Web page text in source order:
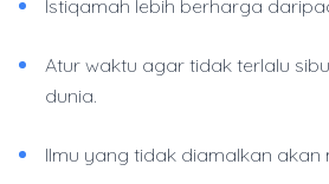
Istiqamah lebih berharga
Atur waktu agar tidak terlalu
dunia.
Ilmu yang tidak diamalkan akan